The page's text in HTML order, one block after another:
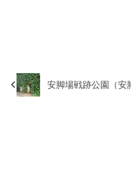
安脚場戦跡公園（安